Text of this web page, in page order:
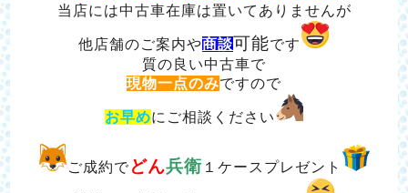
当店には中古車在庫は置いてありませんが
他店舗のご案内や商談可能です
質の良い中古車で
現物一点のみですので
お早めにご相談ください
ご成約で どん兵衛 １ケースプレゼント